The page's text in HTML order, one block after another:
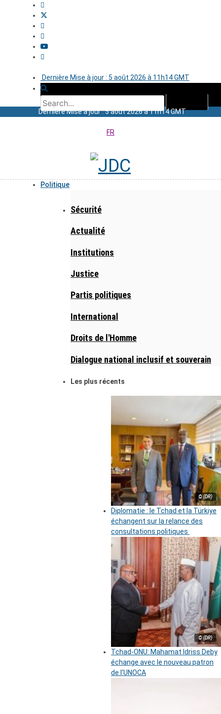
Dernière Mise à jour : 5 août 2026 à 11h14 GMT
Dernière Mise à jour : 5 août 2026 à 11h14 GMT
FR
Politique
Sécurité
Actualité
Institutions
Justice
Partis politiques
International
Droits de l'Homme
Dialogue national inclusif et souverain
Les plus récents
© (DR)
Diplomatie : le Tchad et la Türkiye
échangent sur la relance des
consultations politiques
© (DR)
Tchad-ONU: Mahamat Idriss Deby
échange avec le nouveau patron
de l’UNOCA